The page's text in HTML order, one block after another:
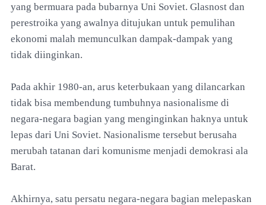
yang bermuara pada bubarnya Uni Soviet. Glasnost dan
perestroika yang awalnya ditujukan untuk pemulihan
ekonomi malah memunculkan dampak-dampak yang
tidak diinginkan.
Pada akhir 1980-an, arus keterbukaan yang dilancarkan
tidak bisa membendung tumbuhnya nasionalisme di
negara-negara bagian yang menginginkan haknya untuk
lepas dari Uni Soviet. Nasionalisme tersebut berusaha
merubah tatanan dari komunisme menjadi demokrasi ala
Barat.
Akhirnya, satu persatu negara-negara bagian melepaskan